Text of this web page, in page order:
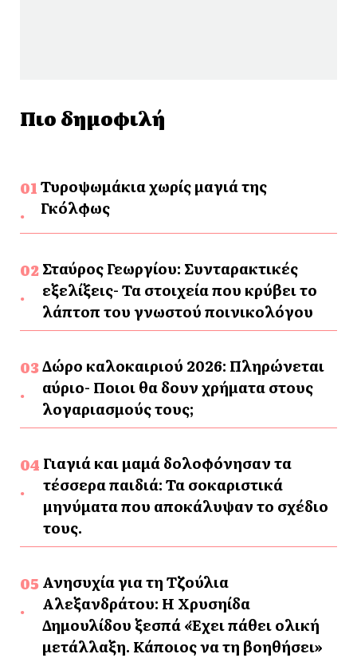
Πιο δημοφιλή
Τυροψωμάκια χωρίς μαγιά της
Γκόλφως
Σταύρος Γεωργίου: Συνταρακτικές
εξελίξεις- Τα στοιχεία που κρύβει το
λάπτοπ του γνωστού ποινικολόγου
Δώρο καλοκαιριού 2026: Πληρώνεται
αύριο- Ποιοι θα δουν χρήματα στους
λογαριασμούς τους;
Γιαγιά και μαμά δολοφόνησαν τα
τέσσερα παιδιά: Τα σοκαριστικά
μηνύματα που αποκάλυψαν το σχέδιο
τους.
Ανησυχία για τη Τζούλια
Αλεξανδράτου: Η Χρυσηίδα
Δημουλίδου ξεσπά «Έχει πάθει ολική
μετάλλαξη. Κάποιος να τη βοηθήσει»